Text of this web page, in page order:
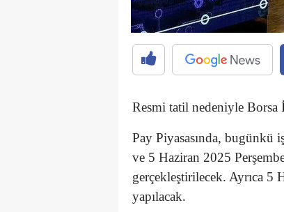
Resmi tatil nedeniyle
Pay Piyasasında, bugünkü
ve 5 Haziran 2025
gerçekleştirilecek. Ayrıca 5
yapılacak.